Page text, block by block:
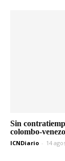
Sin
colombo-
ICNDiario - 14